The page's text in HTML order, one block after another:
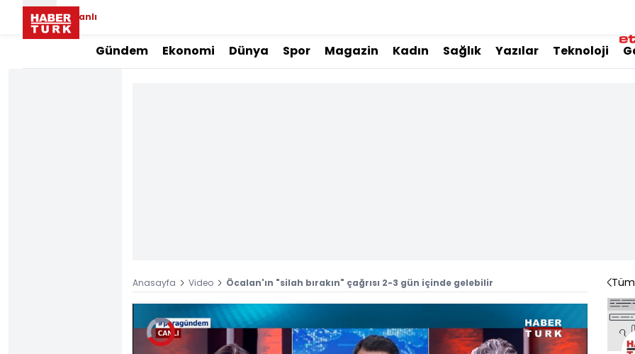
Canlı
Gündem Ekonomi Dünya Spor Magazin Kadın Sağlık Yazılar Teknoloji
Anasayfa Video Öcalan'ın "silah bırakın" çağrısı 2-3 gün içinde gelebilir
Video
Oynatıcısı
yükleniyor.